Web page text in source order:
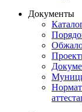
Документы